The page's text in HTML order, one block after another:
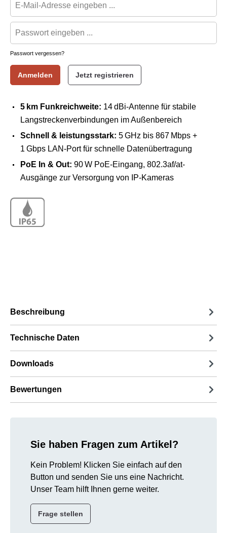
Passwort vergessen?
Anmelden Jetzt registrieren
5 km Funkreichweite: 14 dBi-Antenne für stabile
Langstreckenverbindungen im Außenbereich
Schnell & leistungsstark: 5 GHz bis 867 Mbps +
1 Gbps LAN-Port für schnelle Datenübertragung
PoE In & Out: 90 W PoE-Eingang, 802.3af/at-
Ausgänge zur Versorgung von IP-Kameras
Beschreibung
Technische Daten
Downloads
Bewertungen
Sie haben Fragen zum Artikel?
Kein Problem! Klicken Sie einfach auf den
Button und senden Sie uns eine Nachricht.
Unser Team hilft Ihnen gerne weiter.
Frage stellen